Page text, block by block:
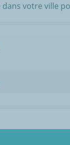
votre ville